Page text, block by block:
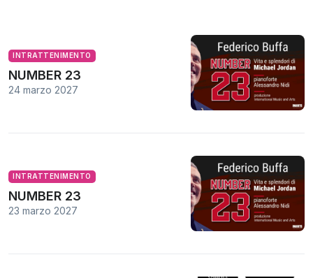
INTRATTENIMENTO
NUMBER 23
24 marzo 2027
INTRATTENIMENTO
NUMBER 23
23 marzo 2027